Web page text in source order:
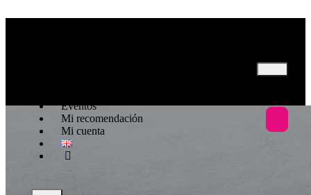
Eventos
Mi recomendación
Mi cuenta